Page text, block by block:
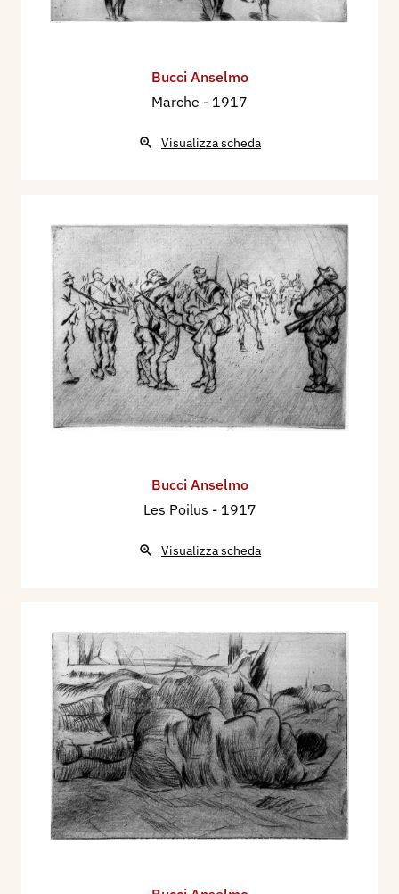
Bucci Anselmo
Marche - 1917
Visualizza scheda
Bucci Anselmo
Les Poilus - 1917
Visualizza scheda